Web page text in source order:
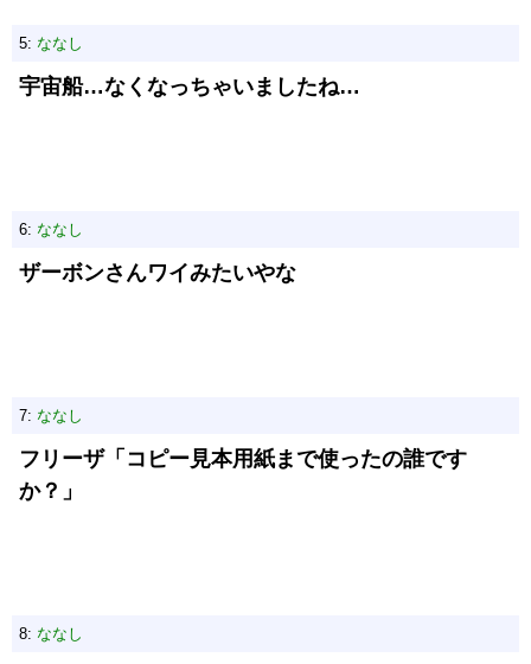
5: ななし
宇宙船…なくなっちゃいましたね…
6: ななし
ザーボンさんワイみたいやな
7: ななし
フリーザ「コピー見本用紙まで使ったの誰です
か？」
8: ななし